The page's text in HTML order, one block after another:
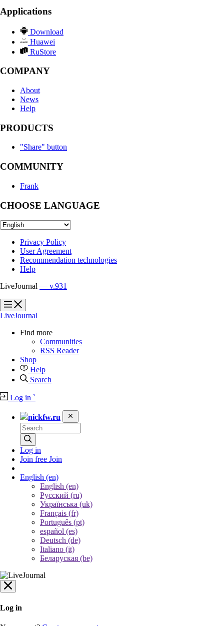
Applications
Download
Huawei
RuStore
COMPANY
About
News
Help
PRODUCTS
"Share" button
COMMUNITY
Frank
CHOOSE LANGUAGE
Privacy Policy
User Agreement
Recommendation technologies
Help
LiveJournal — v.931
?
?
LiveJournal
Find more
Communities
RSS Reader
Shop
Help
Search
Log in `
nickfw.ru
Log in
Join free Join
English (en)
English (en)
Русский (ru)
Українська (uk)
Français (fr)
Português (pt)
español (es)
Deutsch (de)
Italiano (it)
Беларуская (be)
Log in